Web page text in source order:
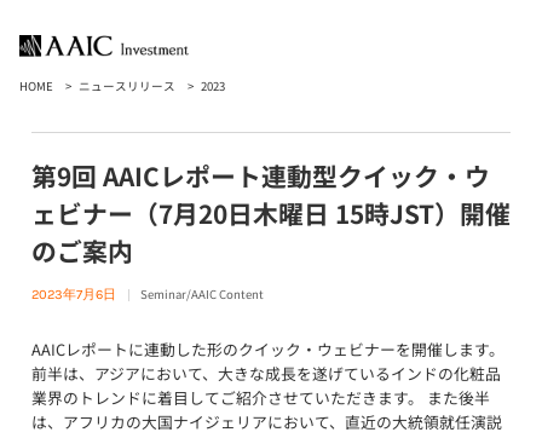
HOME ニュースリリース 2023
第9回 AAICレポート連動型クイック・ウ
ェビナー（7月20日木曜日 15時JST）開催
のご案内
2023年7月6日 Seminar/AAIC Content
AAICレポートに連動した形のクイック・ウェビナーを開催します。
前半は、アジアにおいて、大きな成長を遂げているインドの化粧品
業界のトレンドに着目してご紹介させていただきます。 また後半
は、アフリカの大国ナイジェリアにおいて、直近の大統領就任演説